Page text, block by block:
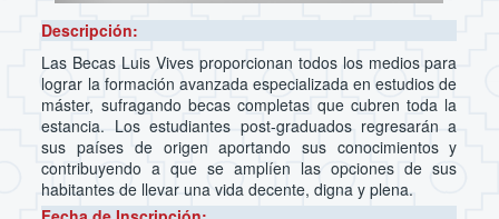
Descripción:
Las Becas Luis Vives proporcionan todos los medios para
lograr la formación avanzada especializada en estudios de
máster, sufragando becas completas que cubren toda la
estancia. Los estudiantes post-graduados regresarán a
sus países de origen aportando sus conocimientos y
contribuyendo a que se amplíen las opciones de sus
habitantes de llevar una vida decente, digna y plena.